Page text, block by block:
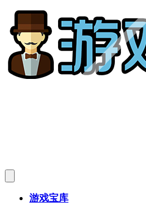
游戏宝库